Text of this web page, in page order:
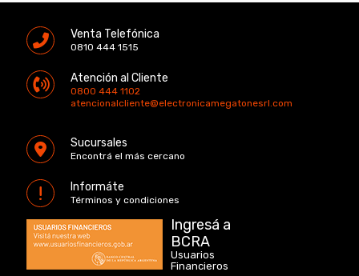
Venta Telefónica
0810 444 1515
Atención al Cliente
0800 444 1102
atencionalcliente@electronicamegatonesrl.com
Sucursales
Encontrá el más cercano
Informáte
Términos y condiciones
Ingresá a
BCRA
Usuarios
Financieros